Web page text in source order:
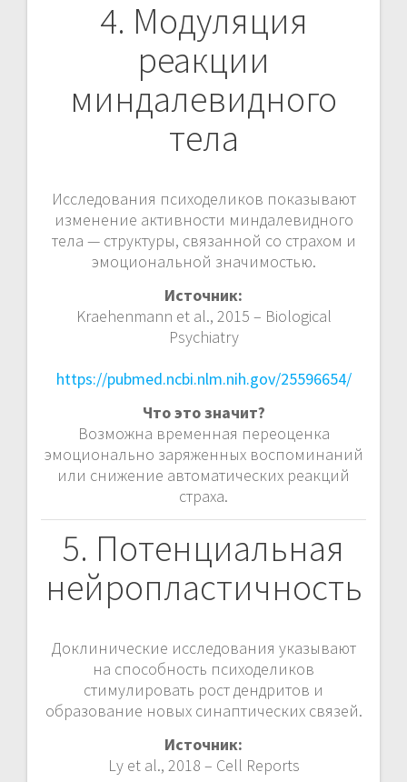
4. Модуляция
реакции
миндалевидного
тела
Исследования психоделиков показывают
изменение активности миндалевидного
тела — структуры, связанной со страхом и
эмоциональной значимостью.
Источник:
Kraehenmann et al., 2015 – Biological
Psychiatry
https://pubmed.ncbi.nlm.nih.gov/25596654/
Что это значит?
Возможна временная переоценка
эмоционально заряженных воспоминаний
или снижение автоматических реакций
страха.
5. Потенциальная
нейропластичность
Доклинические исследования указывают
на способность психоделиков
стимулировать рост дендритов и
образование новых синаптических связей.
Источник:
Ly et al., 2018 – Cell Reports